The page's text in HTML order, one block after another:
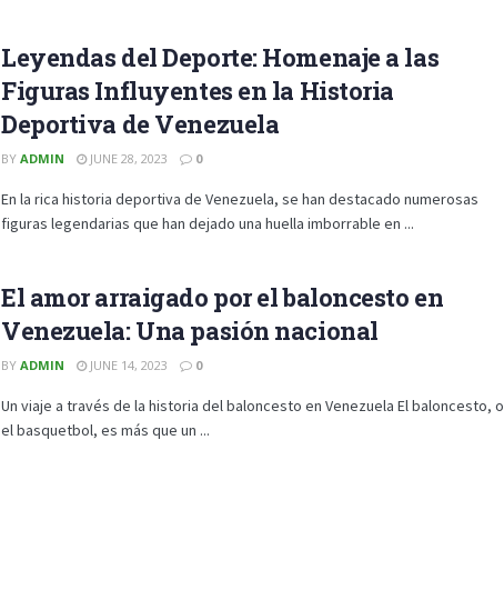
Leyendas del Deporte: Homenaje a las
Figuras Influyentes en la Historia
Deportiva de Venezuela
BY ADMIN JUNE 28, 2023 0
En la rica historia deportiva de Venezuela, se han destacado numerosas
figuras legendarias que han dejado una huella imborrable en ...
El amor arraigado por el baloncesto en
Venezuela: Una pasión nacional
BY ADMIN JUNE 14, 2023 0
Un viaje a través de la historia del baloncesto en Venezuela El baloncesto, o
el basquetbol, es más que un ...